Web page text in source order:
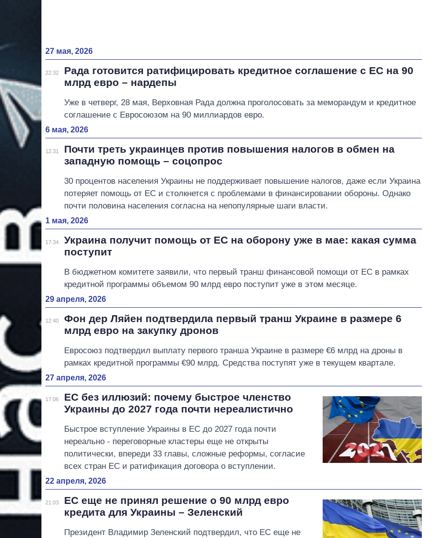
27 мая, 2026
22:32
Рада готовится ратифицировать кредитное соглашение с ЕС на 90
млрд евро – нардепы
Уже в четверг, 28 мая, Верховная Рада должна проголосовать за меморандум и кредитное
соглашение с Евросоюзом на 90 миллиардов евро.
6 мая, 2026
12:31
Почти треть украинцев против повышения налогов в обмен на
западную помощь – соцопрос
30 процентов населения Украины не поддерживает повышение налогов, даже если Украина
потеряет помощь от ЕС и столкнется с проблемами в финансировании обороны. Однако
почти половина населения согласна на непопулярные шаги власти.
1 мая, 2026
17:34
Украина получит помощь от ЕС на оборону уже в мае: какая сумма
поступит
В бюджетном комитете заявили, что первый транш финансовой помощи от ЕС в рамках
кредитной программы объемом 90 млрд евро поступит уже в этом месяце.
29 апреля, 2026
12:40
Фон дер Ляйен подтвердила первый транш Украине в размере 6
млрд евро на закупку дронов
Евросоюз подтвердил выплату первого транша Украине в размере €6 млрд на дроны в
рамках кредитной программы €90 млрд. Средства поступят уже в текущем квартале.
27 апреля, 2026
17:06
ЕС без иллюзий: почему быстрое членство
Украины до 2027 года почти нереалистично
Быстрое вступление Украины в ЕС до 2027 года почти
нереально - переговорные кластеры еще не открыты
политически, впереди 33 главы, сложные реформы, согласие
всех стран ЕС и ратификация договора о вступлении.
22 апреля, 2026
21:03
ЕС еще не принял решение о 90 млрд евро
кредита для Украины – Зеленский
Президент Владимир Зеленский подтвердил, что ЕС еще не